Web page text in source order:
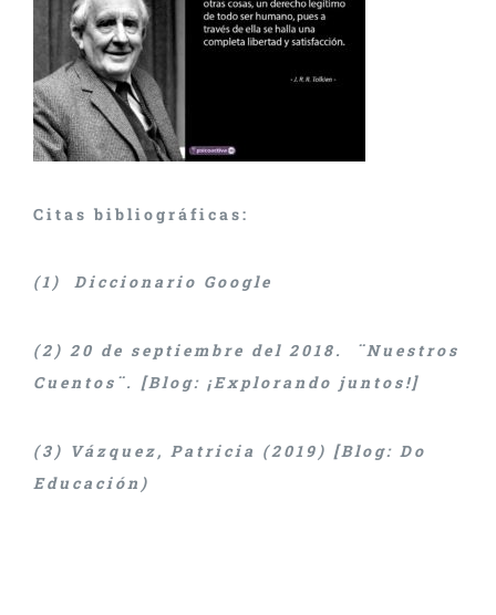
Citas bibliográficas:
(1) Diccionario Google
(2) 20 de septiembre del 2018. ¨Nuestros
Cuentos¨. [Blog: ¡Explorando juntos!]
(3) Vázquez, Patricia (2019) [Blog: Do
Educación)